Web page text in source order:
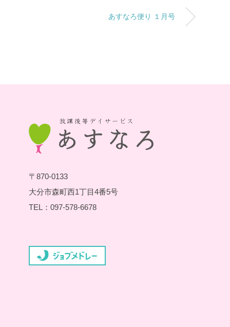
あすなろ便り １月号
〒870-0133
大分市森町西1丁目4番5号
TEL：097-578-6678